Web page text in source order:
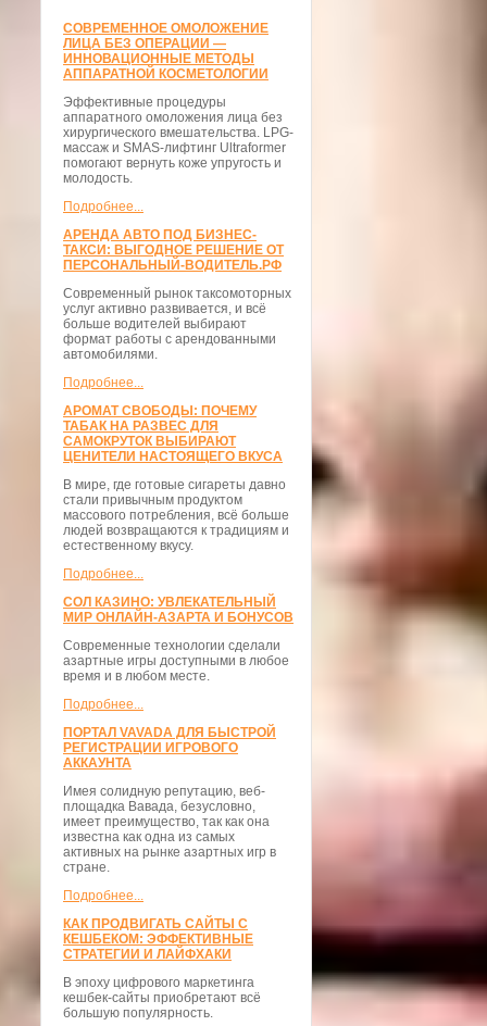
СОВРЕМЕННОЕ ОМОЛОЖЕНИЕ
ЛИЦА БЕЗ ОПЕРАЦИИ —
ИННОВАЦИОННЫЕ МЕТОДЫ
АППАРАТНОЙ КОСМЕТОЛОГИИ
Эффективные процедуры
аппаратного омоложения лица без
хирургического вмешательства. LPG-
массаж и SMAS-лифтинг Ultraformer
помогают вернуть коже упругость и
молодость.
Подробнее...
АРЕНДА АВТО ПОД БИЗНЕС-
ТАКСИ: ВЫГОДНОЕ РЕШЕНИЕ ОТ
ПЕРСОНАЛЬНЫЙ-ВОДИТЕЛЬ.РФ
Современный рынок таксомоторных
услуг активно развивается, и всё
больше водителей выбирают
формат работы с арендованными
автомобилями.
Подробнее...
АРОМАТ СВОБОДЫ: ПОЧЕМУ
ТАБАК НА РАЗВЕС ДЛЯ
САМОКРУТОК ВЫБИРАЮТ
ЦЕНИТЕЛИ НАСТОЯЩЕГО ВКУСА
В мире, где готовые сигареты давно
стали привычным продуктом
массового потребления, всё больше
людей возвращаются к традициям и
естественному вкусу.
Подробнее...
СОЛ КАЗИНО: УВЛЕКАТЕЛЬНЫЙ
МИР ОНЛАЙН-АЗАРТА И БОНУСОВ
Современные технологии сделали
азартные игры доступными в любое
время и в любом месте.
Подробнее...
ПОРТАЛ VAVADA ДЛЯ БЫСТРОЙ
РЕГИСТРАЦИИ ИГРОВОГО
АККАУНТА
Имея солидную репутацию, веб-
площадка Вавада, безусловно,
имеет преимущество, так как она
известна как одна из самых
активных на рынке азартных игр в
стране.
Подробнее...
КАК ПРОДВИГАТЬ САЙТЫ С
КЕШБЕКОМ: ЭФФЕКТИВНЫЕ
СТРАТЕГИИ И ЛАЙФХАКИ
В эпоху цифрового маркетинга
кешбек-сайты приобретают всё
большую популярность.